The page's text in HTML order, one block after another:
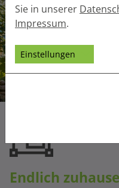
Endlich zuhause
Sie in unserer
Impressum.
Einstellungen